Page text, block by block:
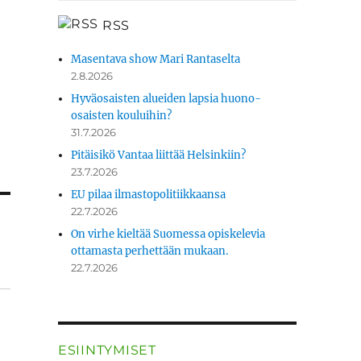
RSS
Masentava show Mari Rantaselta
2.8.2026
Hyväosaisten alueiden lapsia huono-
osaisten kouluihin?
31.7.2026
Pitäisikö Vantaa liittää Helsinkiin?
23.7.2026
EU pilaa ilmastopolitiikkaansa
22.7.2026
On virhe kieltää Suomessa opiskelevia
ottamasta perhettään mukaan.
22.7.2026
ESIINTYMISET